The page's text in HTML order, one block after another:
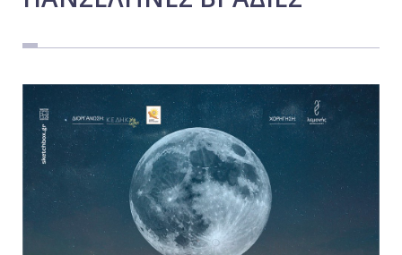
Ελλάδα
Τοπικά
Αγροτικά
Οικονομία
Πολιτική
Αθλητικά